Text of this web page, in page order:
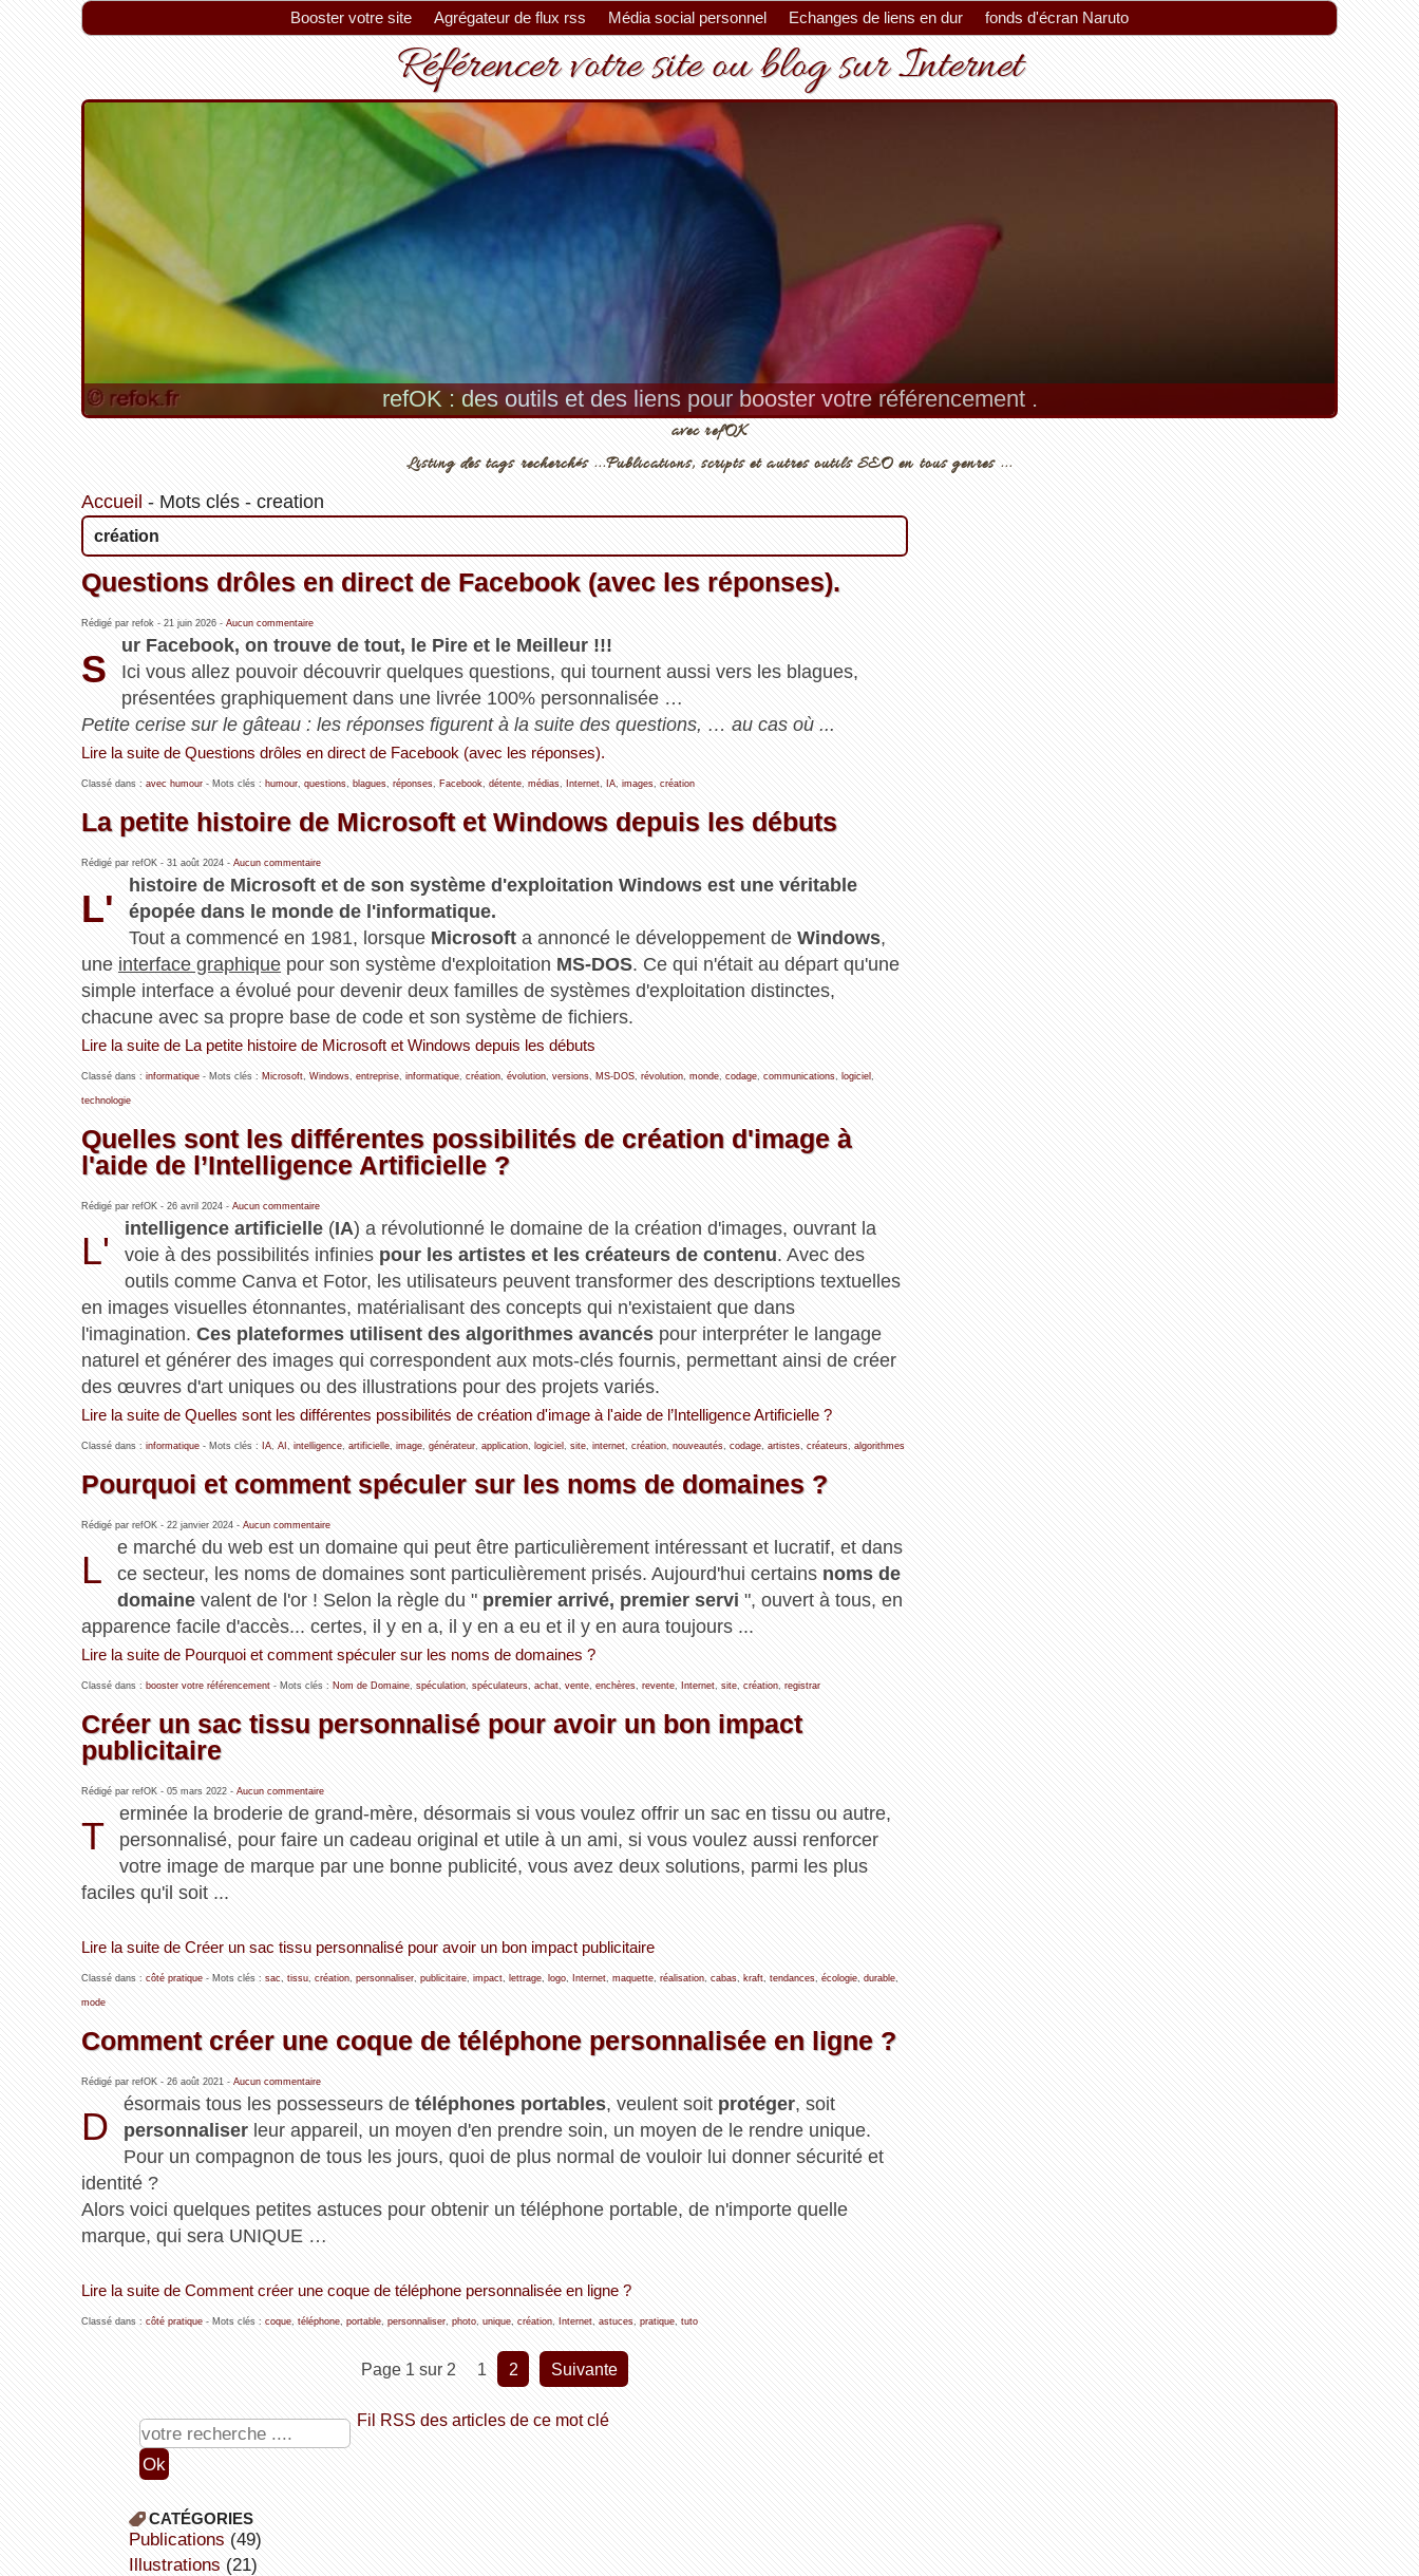
Booster votre site Agrégateur de flux rss Média social personnel Echanges de liens en dur fonds d'écran Naruto
Référencer votre site ou blog sur Internet
refOK : des outils et des liens pour booster votre référencement .
avec refOK
Listing des tags recherchés ...Publications, scripts et autres outils SEO en tous genres ...
Accueil - Mots clés- creation
création
Questions drôles en direct de Facebook (avec les réponses).
Rédigé par refok - 21 juin 2026- Aucun commentaire
S
ur Facebook, on trouve de tout, le Pire et le Meilleur !!!
Ici vous allez pouvoir découvrir quelques questions, qui tournent aussi vers les blagues,
présentées graphiquement dans une livrée 100% personnalisée …
Petite cerise sur le gâteau : les réponses figurent à la suite des questions, … au cas où ...
Lire la suite de Questions drôles en direct de Facebook (avec les réponses).
Classé dans : avec humour- Mots clés : humour, questions, blagues, réponses, Facebook, détente, médias, Internet, IA, images, création
La petite histoire de Microsoft et Windows depuis les débuts
Rédigé par refOK - 31 août 2024- Aucun commentaire
L'
histoire de Microsoft et de son système d'exploitation Windows est une véritable
épopée dans le monde de l'informatique.
Tout a commencé en 1981, lorsque Microsoft a annoncé le développement de Windows,
une interface graphiquepour son système d'exploitation MS-DOS. Ce qui n'était au départ qu'une
simple interface a évolué pour devenir deux familles de systèmes d'exploitation distinctes,
chacune avec sa propre base de code et son système de fichiers.
Lire la suite de La petite histoire de Microsoft et Windows depuis les débuts
Classé dans : informatique- Mots clés : Microsoft, Windows, entreprise, informatique, création, évolution, versions, MS-DOS, révolution, monde, codage, communications, logiciel ,
technologie
Quelles sont les différentes possibilités de création d'image à
l'aide de l’Intelligence Artificielle ?
Rédigé par refOK - 26 avril 2024- Aucun commentaire
L'
intelligence artificielle (IA) a révolutionné le domaine de la création d'images, ouvrant la
voie à des possibilités infinies pour les artistes et les créateurs de contenu. Avec des
outils comme Canva et Fotor, les utilisateurs peuvent transformer des descriptions textuelles
en images visuelles étonnantes, matérialisant des concepts qui n'existaient que dans
l'imagination. Ces plateformes utilisent des algorithmes avancéspour interpréter le langage
naturel et générer des images qui correspondent aux mots-clés fournis, permettant ainsi de créer
des œuvres d'art uniques ou des illustrations pour des projets variés.
Lire la suite de Quelles sont les différentes possibilités de création d'image à l'aide de l’Intelligence Artificielle ?
Classé dans : informatique- Mots clés : IA, AI , intelligence, artificielle, image, générateur, application, logiciel , site, internet, création, nouveautés, codage, artistes, créateurs, algorithmes
Pourquoi et comment spéculer sur les noms de domaines ?
Rédigé par refOK - 22 janvier 2024- Aucun commentaire
L
e marché du web est un domaine qui peut être particulièrement intéressant et lucratif, et dans
ce secteur, les noms de domaines sont particulièrement prisés. Aujourd'hui certains noms de
domaine valent de l'or ! Selon la règle du " premier arrivé, premier servi ", ouvert à tous, en
apparence facile d'accès... certes, il y en a, il y en a eu et il y en aura toujours ...
Lire la suite de Pourquoi et comment spéculer sur les noms de domaines ?
Classé dans : booster votre référencement- Mots clés : Nom de Domaine, spéculation, spéculateurs, achat, vente, enchères, revente, Internet, site, création, registrar
Créer un sac tissu personnalisé pour avoir un bon impact
publicitaire
Rédigé par refOK - 05 mars 2022- Aucun commentaire
T
erminée la broderie de grand-mère, désormais si vous voulez offrir un sac en tissu ou autre,
personnalisé, pour faire un cadeau original et utile à un ami, si vous voulez aussi renforcer
votre image de marque par une bonne publicité, vous avez deux solutions, parmi les plus
faciles qu'il soit ...
Lire la suite de Créer un sac tissu personnalisé pour avoir un bon impact publicitaire
Classé dans : côté pratique- Mots clés : sac, tissu, création, personnaliser, publicitaire, impact, lettrage, logo, Internet, maquette, réalisation, cabas, kraft, tendances, écologie, durable,
mode
Comment créer une coque de téléphone personnalisée en ligne ?
Rédigé par refOK - 26 août 2021- Aucun commentaire
D
ésormais tous les possesseurs de téléphones portables, veulent soit protéger, soit
personnaliser leur appareil, un moyen d'en prendre soin, un moyen de le rendre unique.
Pour un compagnon de tous les jours, quoi de plus normal de vouloir lui donner sécurité et
identité ?
Alors voici quelques petites astuces pour obtenir un téléphone portable, de n'importe quelle
marque, qui sera UNIQUE …
Lire la suite de Comment créer une coque de téléphone personnalisée en ligne ?
Classé dans : côté pratique- Mots clés : coque, téléphone, portable, personnaliser, photo, unique, création, Internet, astuces, pratique, tuto
Page 1 sur 2 1 2 suivante
Fil RSS des articles de ce mot clé
CATÉGORIES
publications (49)
illustrations (21)